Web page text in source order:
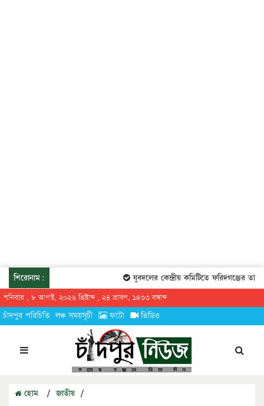
শিরোনাম: যুবদলের কেন্দ্রীয় কমিটিতে ফরিদগঞ্জের তারেকুর
শনিবার , ৮ আগস্ট, ২০২৬ খ্রিষ্টাব্দ , ২৪ শ্রাবণ, ১৪৩৩ বঙ্গাব্দ
চাঁদপুর পরিচিতি লঞ্চ সময়সূচী ফটো ভিডিও
হোম / জাতীয় /